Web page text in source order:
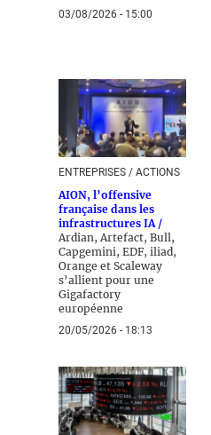
03/08/2026 - 15:00
ENTREPRISES / ACTIONS
AION, l’offensive
française dans les
infrastructures IA /
Ardian, Artefact, Bull,
Capgemini, EDF, iliad,
Orange et Scaleway
s’allient pour une
Gigafactory
européenne
20/05/2026 - 18:13